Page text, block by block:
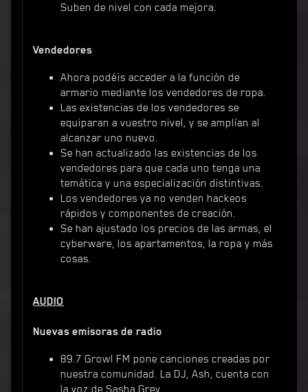
Suben de nivel con cada mejora.
Vendedores
Ahora podéis acceder a la función de
armario mediante los vendedores de ropa.
Las existencias de los vendedores se
equiparan a vuestro nivel, y se amplían al
alcanzar uno nuevo.
Se han actualizado las existencias de los
vendedores para que cada uno tenga una
temática y una especialización distintivas.
Los vendedores ya no venden hackeos
rápidos y componentes de creación.
Se han ajustado los precios de las armas, el
cyberware, los apartamentos, la ropa y más
cosas.
AUDIO
Nuevas emisoras de radio
89.7 Growl FM pone canciones creadas por
nuestra comunidad. La DJ, Ash, cuenta con